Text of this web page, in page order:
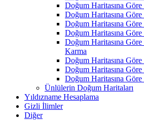
Doğum Haritasına
Doğum Haritasına
Doğum Haritasına
Doğum Haritasına
Doğum Haritasına
Karma
Doğum Haritasına
Doğum Haritasına Göre
Doğum Haritasına
Ünlülerin Doğum Haritaları
Yıldızname Hesaplama
Gizli İlimler
Diğer